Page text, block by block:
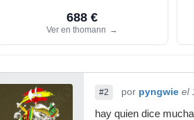
688 €
Ver en thomann →
#2 por pyngwie el
hay quien dice